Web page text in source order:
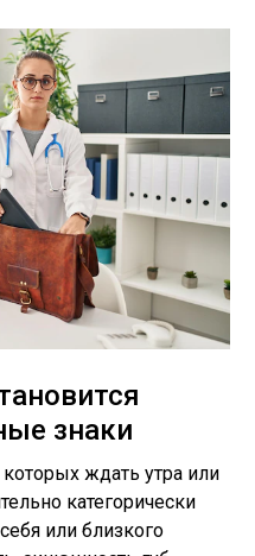
знаки
ждать утра или
категорически
или близкого